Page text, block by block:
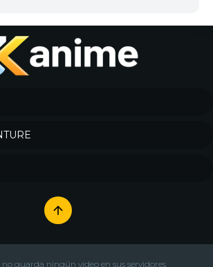
Historico
Josei
Romance
guarda ningún video en sus servidores